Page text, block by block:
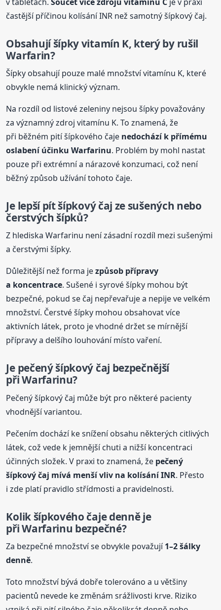
častější příčinou kolísání INR než samotný šípkový čaj.
Obsahují šípky vitamín K, který by rušil
Warfarin?
Šípky obsahují pouze malé množství vitamínu K, které
obvykle nemá klinický význam.
Na rozdíl od listové zeleniny nejsou šípky považovány
za významný zdroj vitamínu K. To znamená, že
při běžném pití šípkového čaje nedochází k přímému
oslabení účinku Warfarinu. Problém by mohl nastat
pouze při extrémní a nárazové konzumaci, což není
běžný způsob užívání tohoto čaje.
Je lepší pít šípkovýčaj ze sušených nebo
čerstvých šípků?
Z hlediska Warfarinu není zásadní rozdíl mezi sušenými
a čerstvými šípky.
Důležitější než forma jezpůsob přípravy
a koncentrace. Sušené i syrové šípky mohou být
bezpečné, pokud se čaj nepřevařuje a nepije ve velkém
množství. Čerstvé šípky mohou obsahovat více
aktivních látek, proto je vhodné držet se mírnější
přípravy a delšího louhování místo vaření.
Je pečený šípkový čaj bezpečnější
při Warfarinu?
Pečený šípkový čaj může být pro některé pacienty
vhodnější variantou.
Pečením dochází ke snížení obsahu některých citlivých
látek, což vede k jemnější chuti a nižší koncentraci
účinných složek. V praxi to znamená, že pečený
šípkový čaj mívá menší vliv na kolísání INR. Přesto
i zde platí pravidlo střídmosti a pravidelnosti.
Kolik šípkového čaje denně je
při Warfarinu bezpečné?
Za bezpečné množství se obvykle považují1–2 šálky
denně.
Toto množství bývá dobře tolerováno a u většiny
pacientů nevede ke změnám srážlivosti krve. Riziko